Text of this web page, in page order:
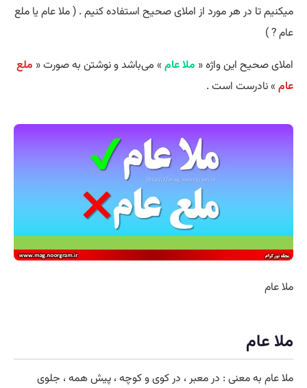
میکنیم تا در هر مورد از املای صحیح استفاده کنیم . ( ملا عام یا ملع
عام ? )
املای صحیح این واژه « ملا عام » می‌باشد و نوشتن به صورت « ملع
عام » نادرست است .
ملا عام
ملا عام
ملا عام به معنی : در معبر ، در کوی و کوچه ، پیش همه ، جلوی